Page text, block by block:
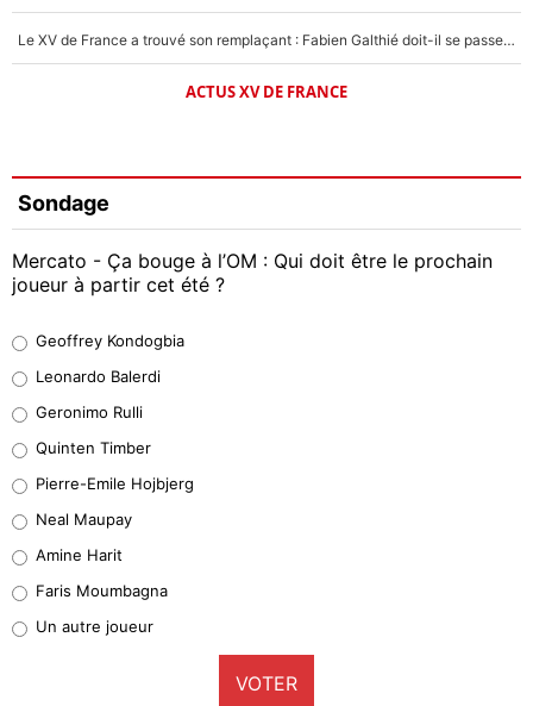
Le XV de France a trouvé son remplaçant : Fabien Galthié doit-il se passer d'Antoine Dupont ?
ACTUS XV DE FRANCE
Sondage
Mercato - Ça bouge à l’OM : Qui doit être le prochain
joueur à partir cet été ?
38%
32%
5%
1%
9%
Geoffrey Kondogbia
Leonardo Balerdi
Geronimo Rulli
Quinten Timber
Pierre-Emile Hojbjerg
Neal Maupay
Amine Harit
Faris Moumbagna
Un autre joueur
VOTER